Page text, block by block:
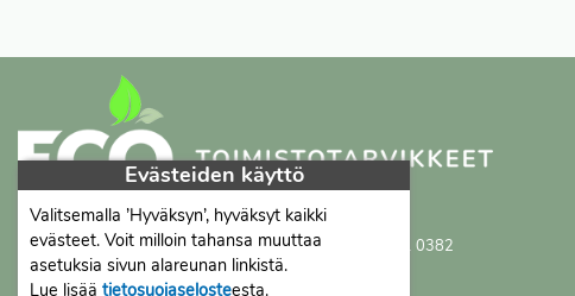
Proficient Co OyFI07452333
Ma-To 8-16, Pe 8-15 | myynti@proficient.fi | Puh: 050 341 0382
Tellervonkatu 10 70500 Kuopio
Evästeiden käyttö
Valitsemalla ’Hyväksyn’, hyväksyt kaikki
evästeet. Voit milloin tahansa muuttaa
asetuksia sivun alareunan linkistä.
Lue lisää tietosuojaselosteesta.